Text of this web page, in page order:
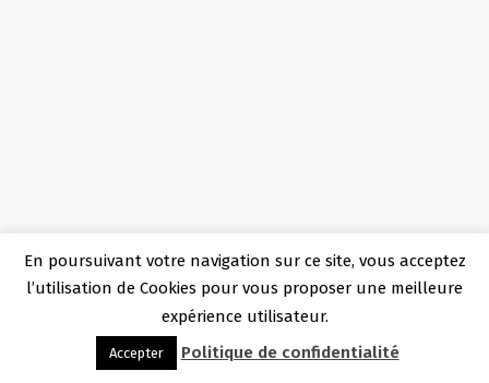
En poursuivant votre navigation sur ce site, vous acceptez
l’utilisation de Cookies pour vous proposer une meilleure
expérience utilisateur.
Accepter Politique de confidentialité